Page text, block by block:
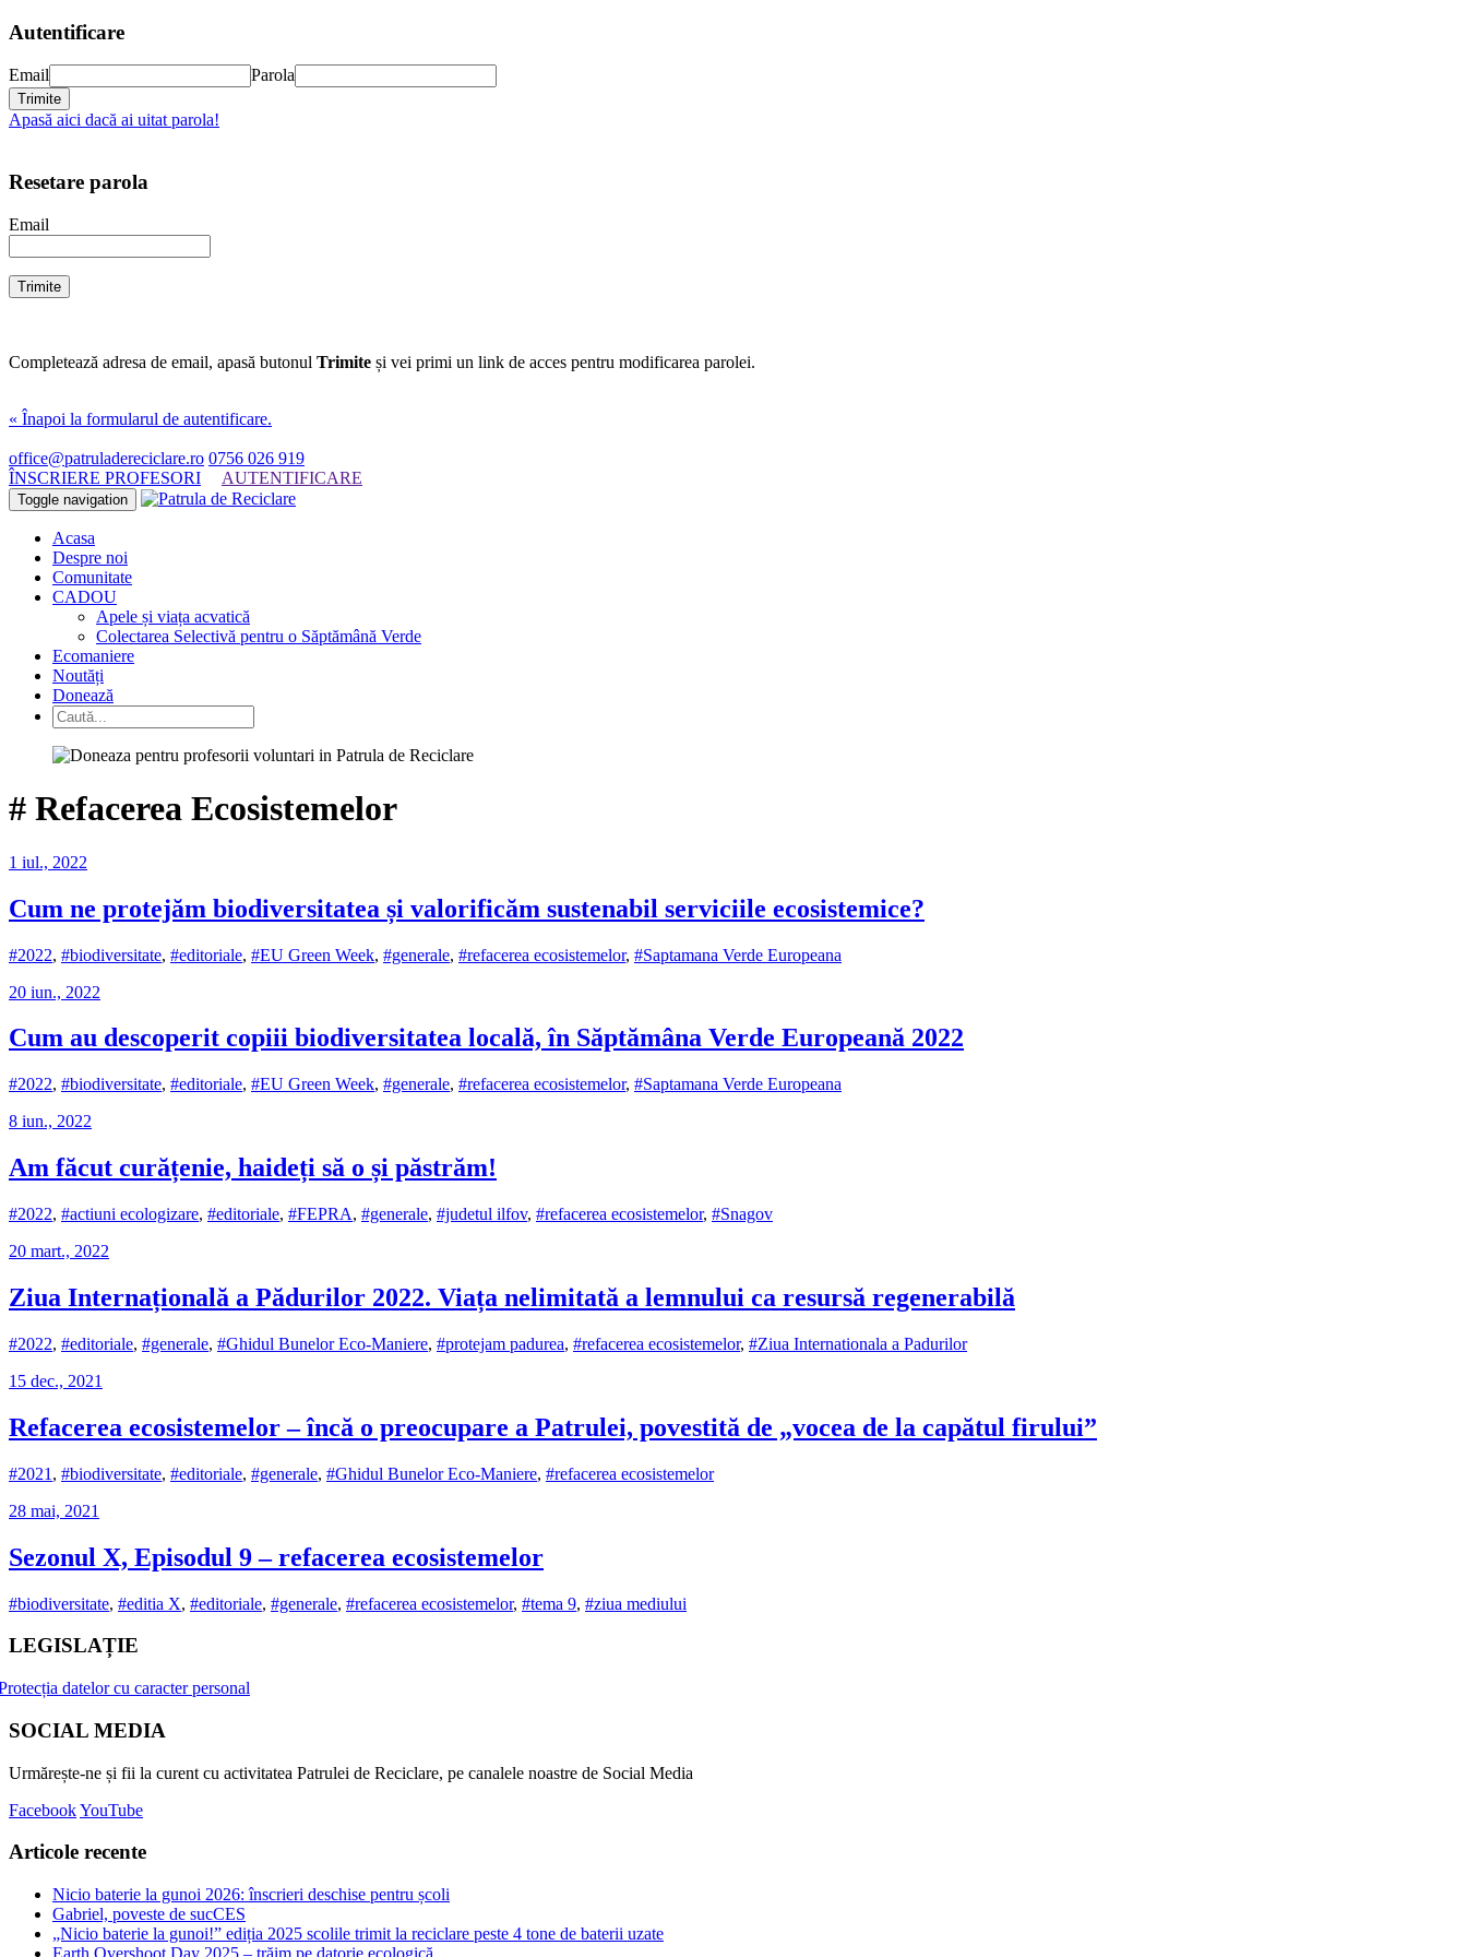
Autentificare
Email Parola
Apasă aici dacă ai uitat parola!
Resetare parola
Email
Completează adresa de email, apasă butonul Trimite și vei primi un link de acces pentru modificarea parolei.
« Înapoi la formularul de autentificare.
office@patruladereciclare.ro 0756 026 919
ÎNSCRIERE PROFESORI
AUTENTIFICARE
Toggle navigation
Acasa
Despre noi
Comunitate
CADOU
Apele și viața acvatică
Colectarea Selectivă pentru o Săptămână Verde
Ecomaniere
Noutăți
Donează
# Refacerea Ecosistemelor
1 iul., 2022
Cum ne protejăm biodiversitatea și valorificăm sustenabil serviciile ecosistemice?
#2022, #biodiversitate, #editoriale, #EU Green Week, #generale, #refacerea ecosistemelor, #Saptamana Verde Europeana
20 iun., 2022
Cum au descoperit copiii biodiversitatea locală, în Săptămâna Verde Europeană 2022
#2022, #biodiversitate, #editoriale, #EU Green Week, #generale, #refacerea ecosistemelor, #Saptamana Verde Europeana
8 iun., 2022
Am făcut curățenie, haideți să o și păstrăm!
#2022, #actiuni ecologizare, #editoriale, #FEPRA, #generale, #judetul ilfov, #refacerea ecosistemelor, #Snagov
20 mart., 2022
Ziua Internațională a Pădurilor 2022. Viața nelimitată a lemnului ca resursă regenerabilă
#2022, #editoriale, #generale, #Ghidul Bunelor Eco-Maniere, #protejam padurea, #refacerea ecosistemelor, #Ziua Internationala a Padurilor
15 dec., 2021
Refacerea ecosistemelor – încă o preocupare a Patrulei, povestită de „vocea de la capătul firului”
#2021 , #biodiversitate, #editoriale, #generale, #Ghidul Bunelor Eco-Maniere, #refacerea ecosistemelor
28 mai, 2021
Sezonul X, Episodul 9 – refacerea ecosistemelor
#biodiversitate, #editia X, #editoriale, #generale, #refacerea ecosistemelor, #tema 9, #ziua mediului
LEGISLAȚIE
datelor cu caracter personal
SOCIAL MEDIA
Urmărește-ne și fii la curent cu activitatea Patrulei de Reciclare, pe canalele noastre de Social Media
FacebookYouTube
Articole recente
Nicio baterie la gunoi 2026: înscrieri deschise pentru școli
Gabriel, poveste de sucCES
„Nicio baterie la gunoi!” ediția 2025 scolile trimit la reciclare peste 4 tone de baterii uzate
Earth Overshoot Day 2025 – trăim pe datorie ecologică